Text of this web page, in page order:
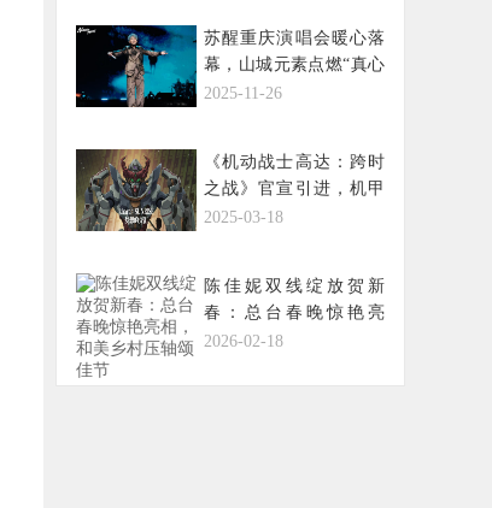
苏醒重庆演唱会暖心落
幕，山城元素点燃“真心
之约”
2025-11-26
《机动战士高达：跨时
之战》官宣引进，机甲
盛宴即将来袭
2025-03-18
陈佳妮双线绽放贺新
春：总台春晚惊艳亮
相，和美乡村压轴颂佳
2026-02-18